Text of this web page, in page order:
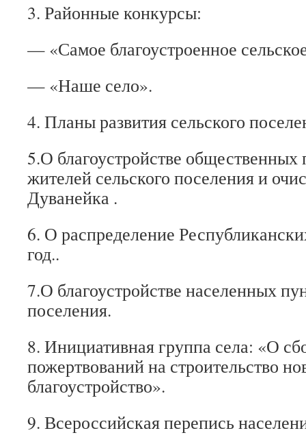
3. Районные конкурсы:
— «Самое благоустроенное
— «Наше село».
4. Планы развития сельского
5.О благоустройстве общественных
жителей сельского поселения и
Дуванейка .
6. О распределение
год..
7.О благоустройстве населенных
поселения.
8. Инициативная группа села: «О
пожертвований на строительство
благоустройство».
9. Всероссийская перепись